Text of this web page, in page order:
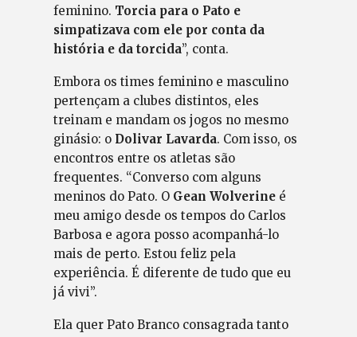
feminino. Torcia para o Pato e
simpatizava com ele por conta da
história e da torcida”, conta.
Embora os times feminino e masculino
pertençam a clubes distintos, eles
treinam e mandam os jogos no mesmo
ginásio: o Dolivar Lavarda. Com isso, os
encontros entre os atletas são
frequentes. “Converso com alguns
meninos do Pato. O Gean Wolverineé
meu amigo desde os tempos do Carlos
Barbosa e agora posso acompanhá-lo
mais de perto. Estou feliz pela
experiência. É diferente de tudo que eu
já vivi”.
Ela quer Pato Branco consagrada tanto